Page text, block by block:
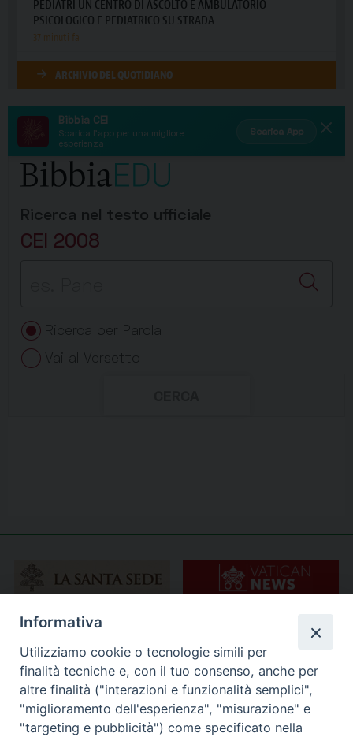
Informativa
Utilizziamo cookie o tecnologie simili per
finalità tecniche e, con il tuo consenso, anche per
altre finalità ("interazioni e funzionalità semplici",
"miglioramento dell'esperienza", "misurazione" e
"targeting e pubblicità") come specificato nella